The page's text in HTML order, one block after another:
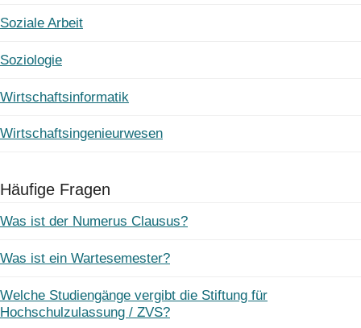
Soziale Arbeit
Soziologie
Wirtschaftsinformatik
Wirtschaftsingenieurwesen
Häufige Fragen
Was ist der Numerus Clausus?
Was ist ein Wartesemester?
Welche Studiengänge vergibt die Stiftung für
Hochschulzulassung / ZVS?